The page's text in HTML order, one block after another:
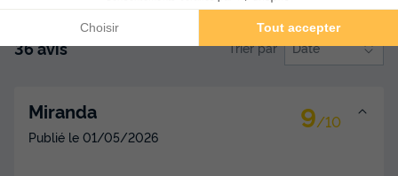
36 avis Trier par Date
Miranda 9/10
Publié le 01/05/2026